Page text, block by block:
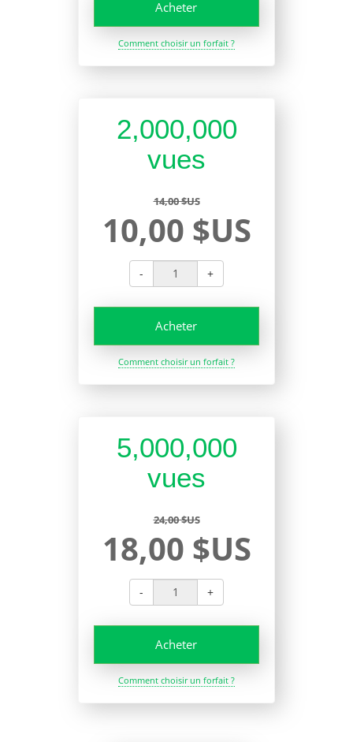
Acheter
Comment choisir un forfait ?
2,000,000
vues
14,00 $US
10,00 $US
- +
Acheter
Comment choisir un forfait ?
5,000,000
vues
24,00 $US
18,00 $US
- +
Acheter
Comment choisir un forfait ?